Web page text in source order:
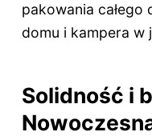
pakowania
domu i kampera w
Solidność i